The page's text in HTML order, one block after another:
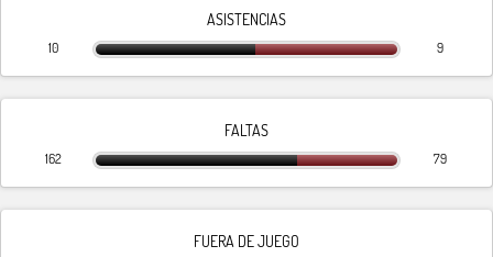
ASISTENCIAS
10 9
FALTAS
162 79
FUERA DE JUEGO